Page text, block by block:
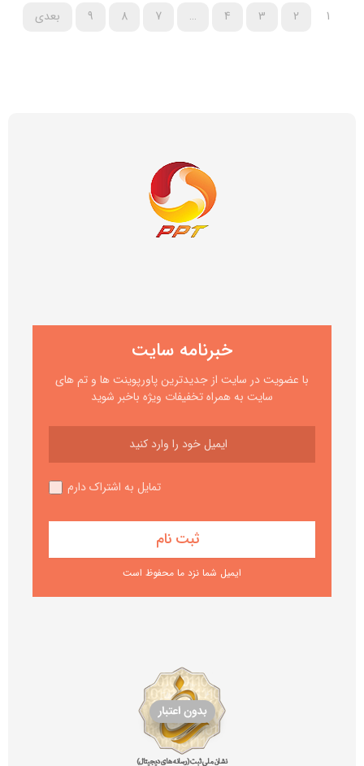
1
2
3
4
…
7
8
9 بعدی
خبرنامه سایت
با عضویت در سایت از جدیدترین پاورپوینت ها و تم های
سایت به همراه تخفیفات ویژه باخبر شوید
تمایل به اشتراک دارم
ایمیل شما نزد ما محفوظ است